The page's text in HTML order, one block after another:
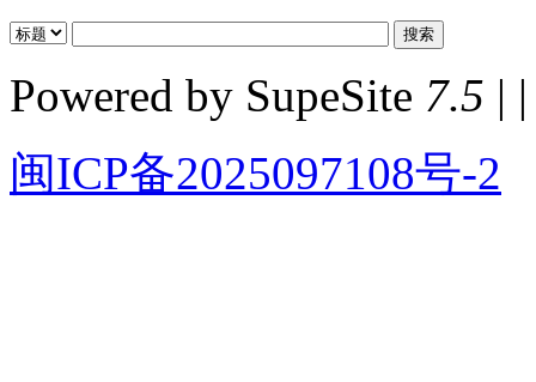
Powered by SupeSite 7.5 | |
闽ICP备2025097108号-2